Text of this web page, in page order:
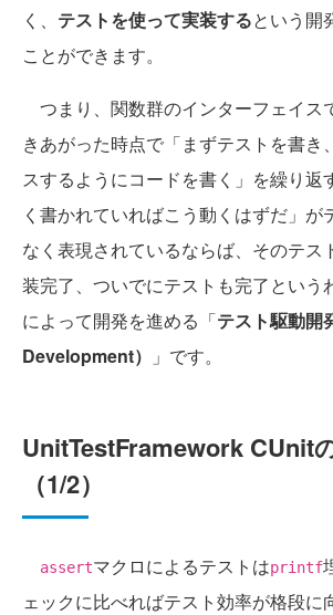
く、 テストを使って実装するという開
ことができます。
つまり、関数群のインターフェイス
きあがった時点で「まずテストを書き
スするようにコードを書く」を繰り返
く書かれていればこう動くはずだ」が
なく表現されているならば、そのテス
装完了、ついでにテストも完了という
によって開発を進める「テスト駆動開
Development）
」です。
UnitTestFramework CUnit
（1/2）
assertマクロによるテストはprintf
ェックに比べればテスト効率が格段に